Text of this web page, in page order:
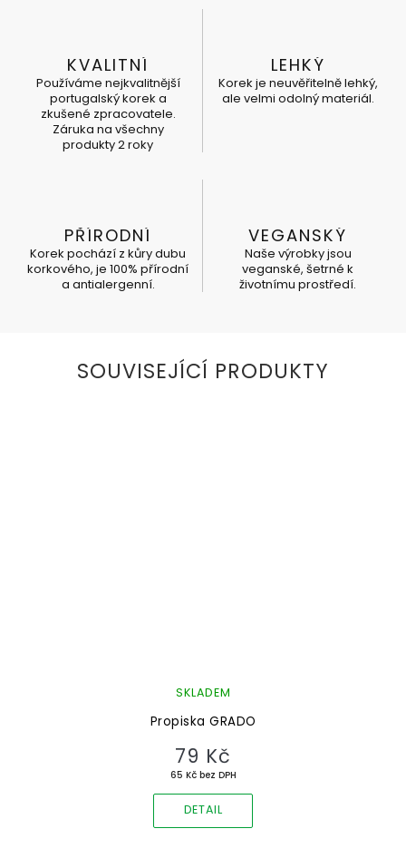
KVALITNÍ
Používáme nejkvalitnější
portugalský korek a
zkušené zpracovatele.
Záruka na všechny
produkty 2 roky
LEHKÝ
Korek je neuvěřitelně lehký,
ale velmi odolný materiál.
PŘÍRODNÍ
Korek pochází z kůry dubu
korkového, je 100% přírodní
a antialergenní.
VEGANSKÝ
Naše výrobky jsou
veganské, šetrné k
životnímu prostředí.
SOUVISEJÍCÍ PRODUKTY
Propiska GRADO
SKLADEM
65 Kč bez DPH
79 Kč
DETAIL